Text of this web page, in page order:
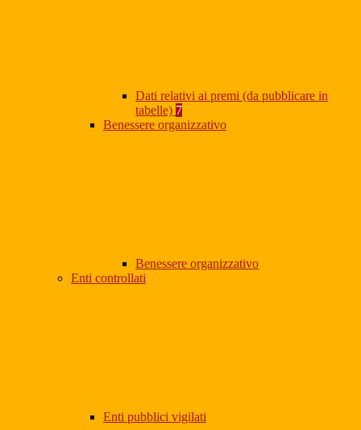
Dati relativi ai premi (da pubblicare in
tabelle) 7
Benessere organizzativo
Benessere organizzativo
Enti controllati
Enti pubblici vigilati